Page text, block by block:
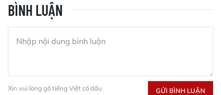
BÌNH LUẬN
Xin vui lòng gõ tiếng Việt có dấu GỬI BÌNH LUẬN